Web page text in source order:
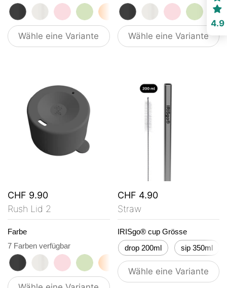
roasted black
flat whitetasty rosékea greenvibrant orange
ocean bluevanilla cream
Wähle eine Variante
roasted black
flat whitetasty rosé
kea
Wähle eine Variante
CHF 9.90
Rush Lid 2
Farbe
7 Farben verfügbar
roasted black
flat whitetasty rosékea greenvibrant orange
ocean bluevanilla cream
CHF 4.90
Straw
IRISgo® cup Grösse
drop 200ml
sip 350ml
Wähle eine Variante
4.9